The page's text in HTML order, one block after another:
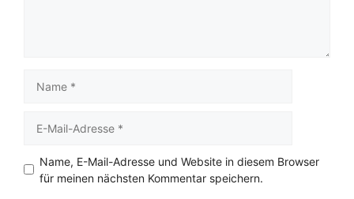
Mail-
Name, E-Mail-Adresse und Website in diesem Browser
für meinen nächsten Kommentar speichern.